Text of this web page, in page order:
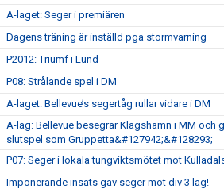
A-laget: Seger i premiären
Dagens träning är inställd pga stormvarning
P2012: Triumf i Lund
P08: Strålande spel i DM
A-laget: Bellevue’s segertåg rullar vidare i DM
A-lag: Bellevue besegrar Klagshamn i MM och
slutspel som Gruppetta&#127942;&#128293;
P07: Seger i lokala tungviktsmötet mot
Imponerande insats gav seger mot div 3 lag!